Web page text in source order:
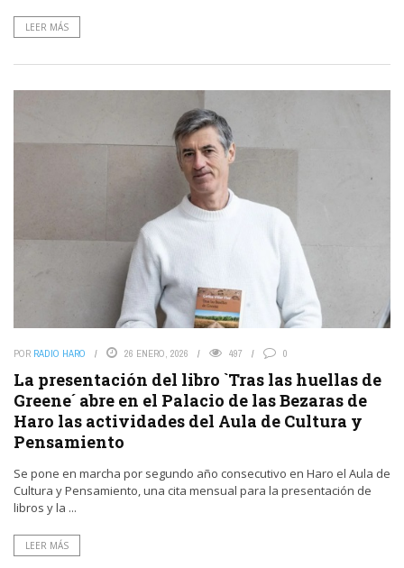
LEER MÁS
POR RADIO HARO 26 ENERO, 2026 497 0
La presentación del libro `Tras las huellas de
Greene´ abre en el Palacio de las Bezaras de
Haro las actividades del Aula de Cultura y
Pensamiento
Se pone en marcha por segundo año consecutivo en Haro el Aula de
Cultura y Pensamiento, una cita mensual para la presentación de
libros y la ...
LEER MÁS